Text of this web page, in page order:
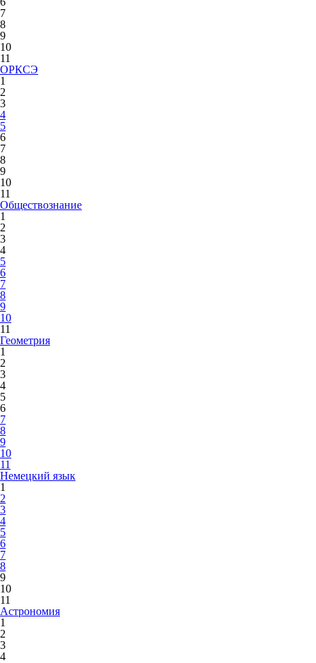
7
8
9
10
11
ОРКСЭ
1
2
3
4
5
6
7
8
9
10
11
Обществознание
1
2
3
4
5
6
7
8
9
10
11
Геометрия
1
2
3
4
5
6
7
8
9
10
11
Немецкий язык
1
2
3
4
5
6
7
8
9
10
11
Астрономия
1
2
3
4